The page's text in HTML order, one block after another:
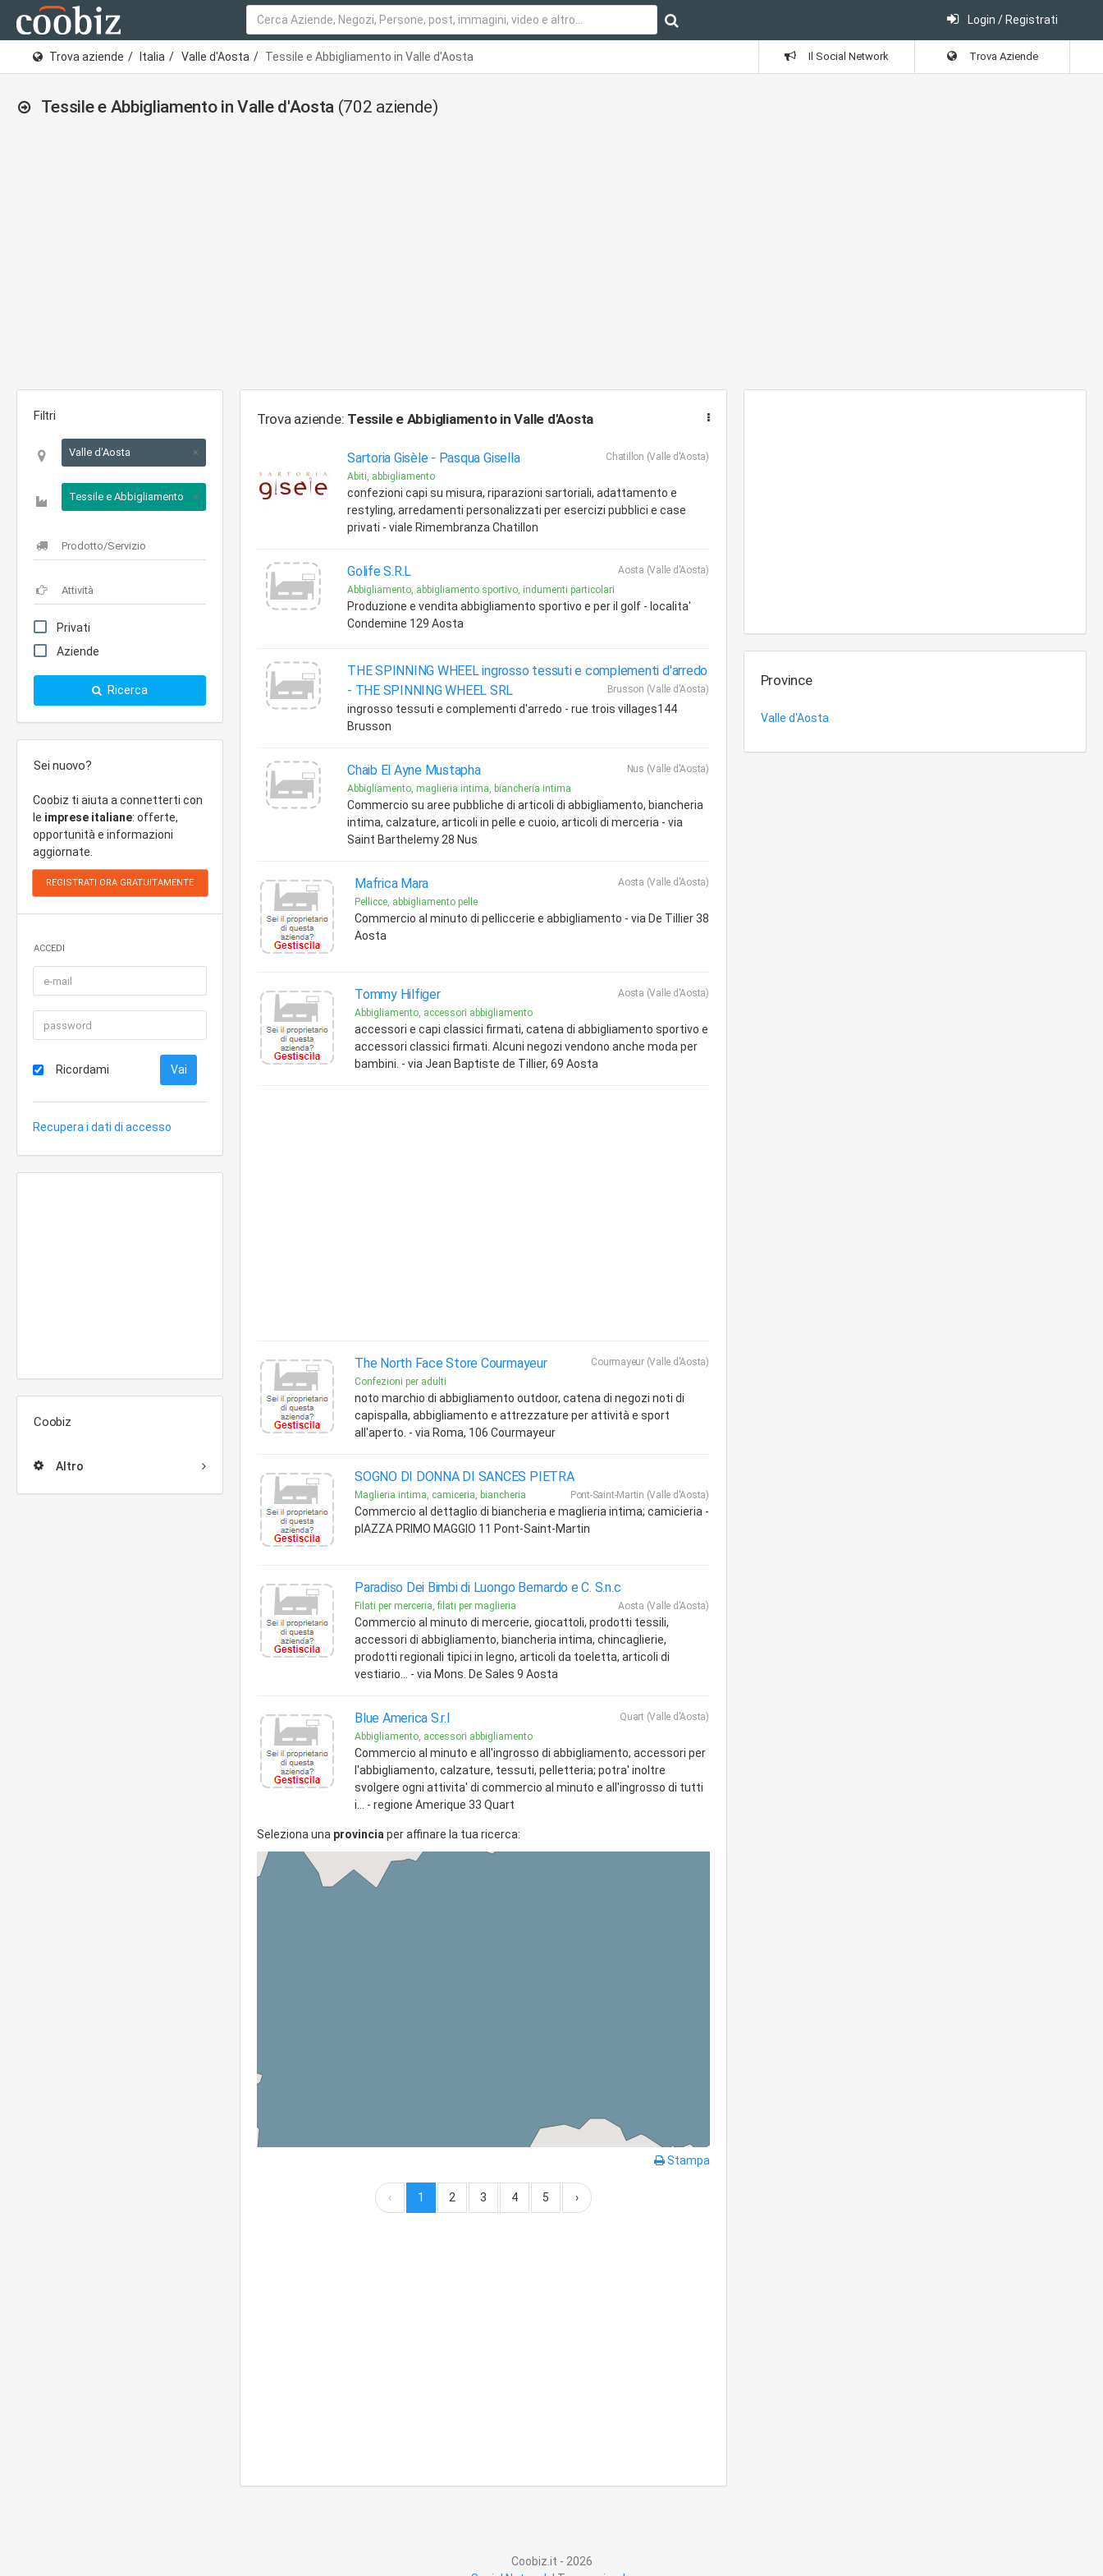
Login / Registrati
Trova aziende Italia Valle d'Aosta Tessile e Abbigliamento in Valle d'Aosta Il Social Network Trova Aziende
Tessile e Abbigliamento in Valle d'Aosta (702 aziende)
Filtri
Valle d'Aosta ×
Tessile e Abbigliamento ×
Privati
Aziende
Ricerca
Sei nuovo?
Coobiz ti aiuta a connetterti con
le imprese italiane: offerte,
opportunità e informazioni
aggiornate.
ACCEDI
Ricordami
Recupera i dati di accesso
Coobiz
Altro
Trova aziende: Tessile e Abbigliamento in Valle d'Aosta
Sartoria Gisèle - Pasqua Gisella
Chatillon (Valle d'Aosta)
Abiti, abbigliamento
confezioni capi su misura, riparazioni sartoriali, adattamento e
restyling, arredamenti personalizzati per esercizi pubblici e case
privati - viale Rimembranza Chatillon
Golife S.R.L
Aosta (Valle d'Aosta)
Abbigliamento, abbigliamento sportivo, indumenti particolari
Produzione e vendita abbigliamento sportivo e per il golf - localita'
Condemine 129 Aosta
THE SPINNING WHEEL ingrosso tessuti e complementi d'arredo
- THE SPINNING WHEEL SRL Brusson (Valle d'Aosta)
ingrosso tessuti e complementi d'arredo - rue trois villages144
Brusson
Chaib El Ayne Mustapha
Nus (Valle d'Aosta)
Abbigliamento, maglieria intima, biancheria intima
Commercio su aree pubbliche di articoli di abbigliamento, biancheria
intima, calzature, articoli in pelle e cuoio, articoli di merceria - via
Saint Barthelemy 28 Nus
Mafrica Mara
Aosta (Valle d'Aosta)
Pellicce, abbigliamento pelle
Commercio al minuto di pelliccerie e abbigliamento - via De Tillier 38
Aosta
Tommy Hilfiger
Aosta (Valle d'Aosta)
Abbigliamento, accessori abbigliamento
accessori e capi classici firmati, catena di abbigliamento sportivo e
accessori classici firmati. Alcuni negozi vendono anche moda per
bambini. - via Jean Baptiste de Tillier, 69 Aosta
The North Face Store Courmayeur
Courmayeur (Valle d'Aosta)
Confezioni per adulti
noto marchio di abbigliamento outdoor, catena di negozi noti di
capispalla, abbigliamento e attrezzature per attività e sport
all'aperto. - via Roma, 106 Courmayeur
SOGNO DI DONNA DI SANCES PIETRA
Pont-Saint-Martin (Valle d'Aosta)
Maglieria intima, camiceria, biancheria
Commercio al dettaglio di biancheria e maglieria intima; camicieria -
pIAZZA PRIMO MAGGIO 11 Pont-Saint-Martin
Paradiso Dei Bimbi di Luongo Bernardo e C. S.n.c
Aosta (Valle d'Aosta)
Filati per merceria, filati per maglieria
Commercio al minuto di mercerie, giocattoli, prodotti tessili,
accessori di abbigliamento, biancheria intima, chincaglierie,
prodotti regionali tipici in legno, articoli da toeletta, articoli di
vestiario... - via Mons. De Sales 9 Aosta
Blue America S.r.l
Quart (Valle d'Aosta)
Abbigliamento, accessori abbigliamento
Commercio al minuto e all'ingrosso di abbigliamento, accessori per
l'abbigliamento, calzature, tessuti, pelletteria; potra' inoltre
svolgere ogni attivita' di commercio al minuto e all'ingrosso di tutti
i... - regione Amerique 33 Quart
Seleziona una provincia per affinare la tua ricerca:
Stampa
‹ 1 2 3 4 5 ›
Province
Valle d'Aosta
Coobiz.it - 2026